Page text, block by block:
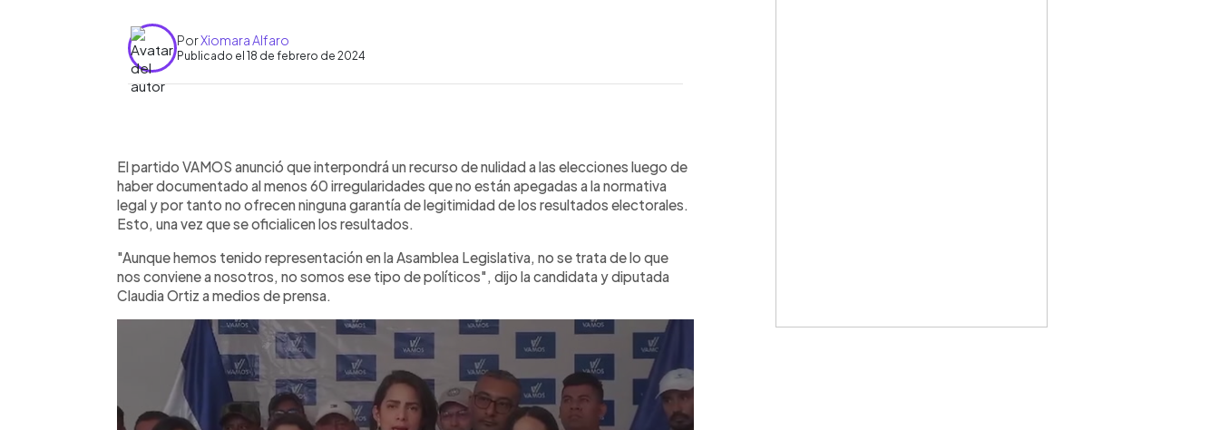
PorXiomara Alfaro
Publicado el 18 de febrero de 2024
► Escuchar artículo
El partido VAMOS anunció que interpondrá un recurso de nulidad a las elecciones luego de
haber documentado al menos 60 irregularidades que no están apegadas a la normativa
legal y por tanto no ofrecen ninguna garantía de legitimidad de los resultados electorales.
Esto, una vez que se oficialicen los resultados.
"Aunque hemos tenido representación en la Asamblea Legislativa, no se trata de lo que
nos conviene a nosotros, no somos ese tipo de políticos", dijo la candidata y diputada
Claudia Ortiz a medios de prensa.